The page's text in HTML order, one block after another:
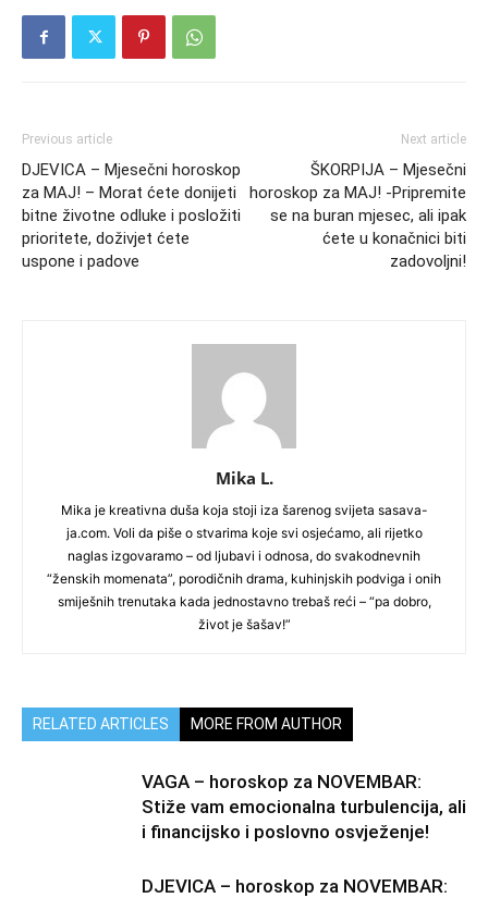
Previous article
DJEVICA – Mjesečni horoskop
za MAJ! – Morat ćete donijeti
bitne životne odluke i posložiti
prioritete, doživjet ćete
uspone i padove
Next article
ŠKORPIJA – Mjesečni
horoskop za MAJ! -Pripremite
se na buran mjesec, ali ipak
ćete u konačnici biti
zadovoljni!
Mika L.
Mika je kreativna duša koja stoji iza šarenog svijeta sasava-
ja.com. Voli da piše o stvarima koje svi osjećamo, ali rijetko
naglas izgovaramo – od ljubavi i odnosa, do svakodnevnih
“ženskih momenata”, porodičnih drama, kuhinjskih podviga i onih
smiješnih trenutaka kada jednostavno trebaš reći – “pa dobro,
život je šašav!”
RELATED ARTICLES MORE FROM AUTHOR
VAGA – horoskop za NOVEMBAR:
Stiže vam emocionalna turbulencija, ali
i financijsko i poslovno osvježenje!
DJEVICA – horoskop za NOVEMBAR: